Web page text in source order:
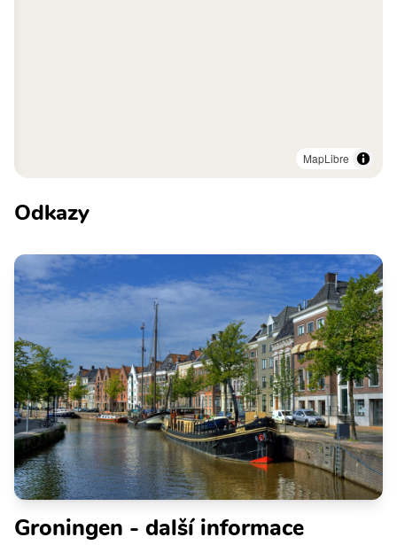
MapLibre
Odkazy
Groningen - další informace